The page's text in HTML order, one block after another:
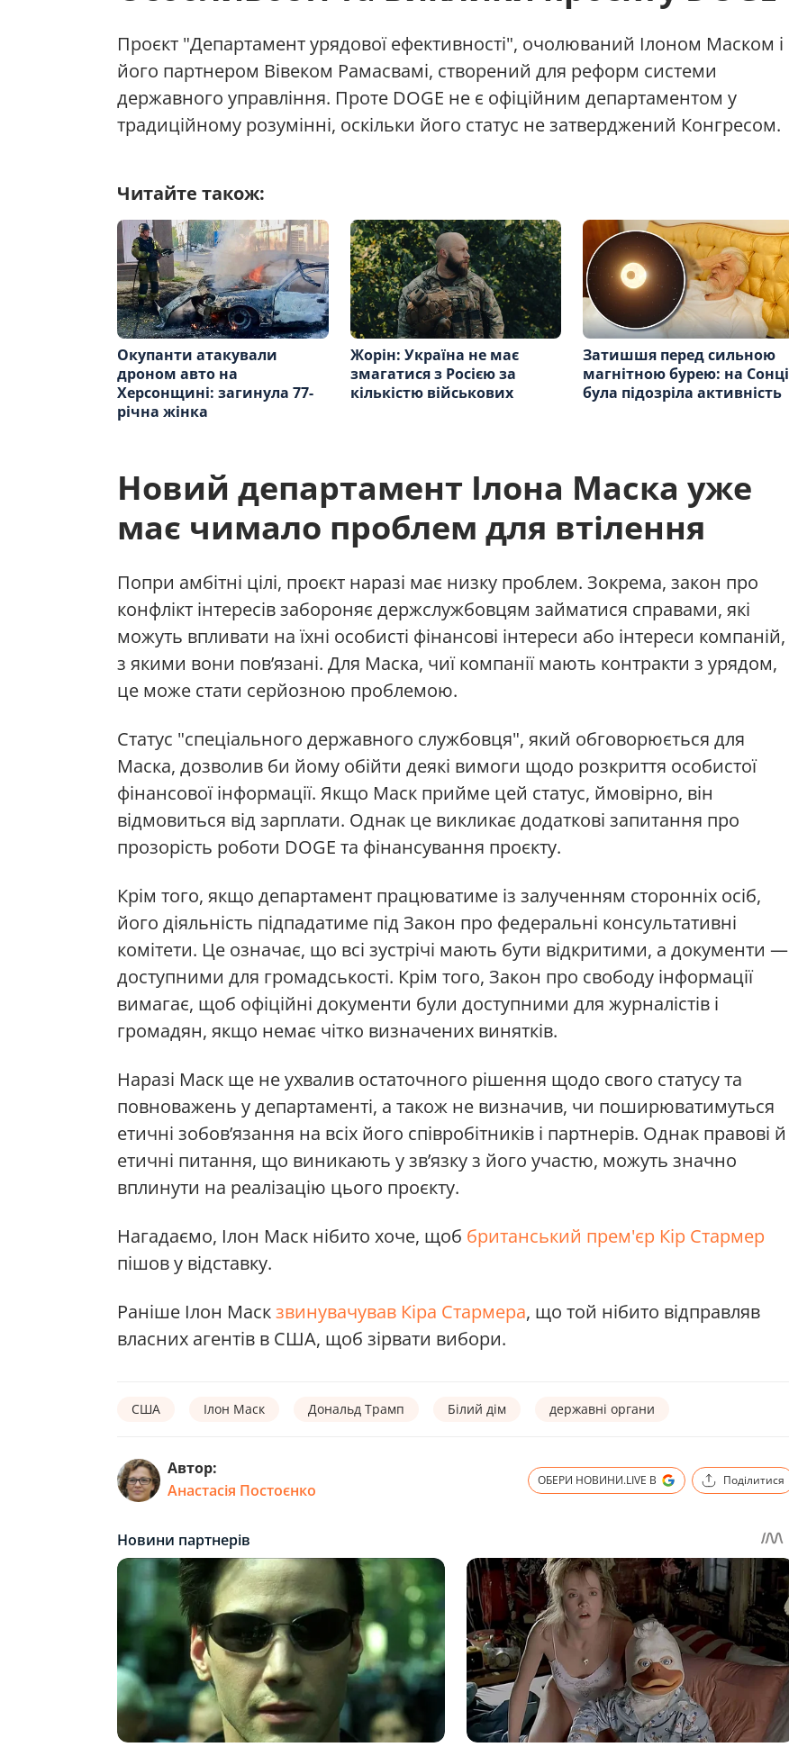
Проєкт "Департамент урядової ефективності", очолюваний Ілоном Маском і
його партнером Вівеком Рамасвамі, створений для реформ системи
державного управління. Проте DOGE не є офіційним департаментом у
традиційному розумінні, оскільки його статус не затверджений Конгресом.
Читайте також:
Окупанти атакували
дроном авто на
Херсонщині: загинула 77-
річна жінка
Жорін: Україна не має
змагатися з Росією за
кількістю військових
Затишшя перед сильною
магнітною бурею: на Сонці
була підозріла активність
Новий департамент Ілона Маска уже
має чимало проблем для втілення
Попри амбітні цілі, проєкт наразі має низку проблем. Зокрема, закон про
конфлікт інтересів забороняє держслужбовцям займатися справами, які
можуть впливати на їхні особисті фінансові інтереси або інтереси компаній,
з якими вони пов’язані. Для Маска, чиї компанії мають контракти з урядом,
це може стати серйозною проблемою.
Статус "спеціального державного службовця", який обговорюється для
Маска, дозволив би йому обійти деякі вимоги щодо розкриття особистої
фінансової інформації. Якщо Маск прийме цей статус, ймовірно, він
відмовиться від зарплати. Однак це викликає додаткові запитання про
прозорість роботи DOGE та фінансування проєкту.
Крім того, якщо департамент працюватиме із залученням сторонніх осіб,
його діяльність підпадатиме під Закон про федеральні консультативні
комітети. Це означає, що всі зустрічі мають бути відкритими, а документи —
доступними для громадськості. Крім того, Закон про свободу інформації
вимагає, щоб офіційні документи були доступними для журналістів і
громадян, якщо немає чітко визначених винятків.
Наразі Маск ще не ухвалив остаточного рішення щодо свого статусу та
повноважень у департаменті, а також не визначив, чи поширюватимуться
етичні зобов’язання на всіх його співробітників і партнерів. Однак правові й
етичні питання, що виникають у зв’язку з його участю, можуть значно
вплинути на реалізацію цього проєкту.
Нагадаємо, Ілон Маск нібито хоче, щоб британський прем'єр Кір Стармер
пішов у відставку.
Раніше Ілон Маскзвинувачував Кіра Стармера, що той нібито відправляв
власних агентів в США, щоб зірвати вибори.
США Ілон Маск Дональд Трамп Білий дім державні органи
Автор:
Анастасія Постоєнко
ОБЕРИ НОВИНИ.LIVE В Поділитися